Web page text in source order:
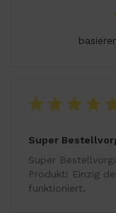
Super
Super
Produkt! Einzig
funktioniert.